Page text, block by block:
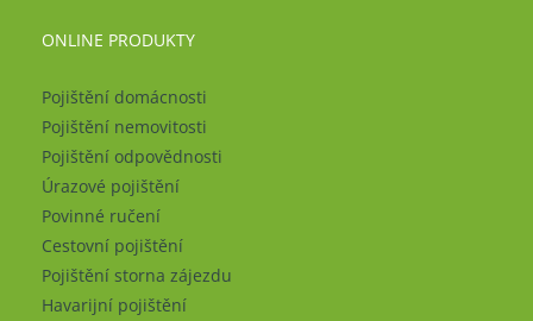
ONLINE PRODUKTY
Pojištění domácnosti
Pojištění nemovitosti
Pojištění odpovědnosti
Úrazové pojištění
Povinné ručení
Cestovní pojištění
Pojištění storna zájezdu
Havarijní pojištění